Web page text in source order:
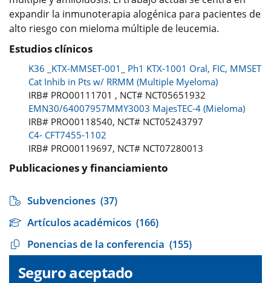
expandir la inmunoterapia alogénica para pacientes de
alto riesgo con mieloma múltiple de leucemia.
Estudios clínicos
K36 _KTX-MMSET-001_ Ph1 KTX-1001 Oral, FIC, MMSET
Cat Inhib in Pts w/ RRMM (Multiple Myeloma)
IRB# PRO00111701 , NCT# NCT05651932
EMN30/64007957MMY3003 MajesTEC-4 (Mieloma)
IRB# PRO00118540, NCT# NCT05243797
C4- CFT7455-1102
IRB# PRO00119697, NCT# NCT07280013
Publicaciones y financiamiento
Subvenciones (37)
Artículos académicos (166)
Ponencias de la conferencia (155)
Seguro aceptado